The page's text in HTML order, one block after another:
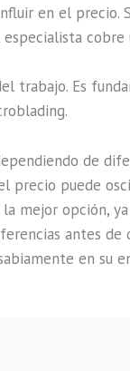
en el precio.
cobre
trabajo. Es
de
precio puede
mejor opción,
antes
en su